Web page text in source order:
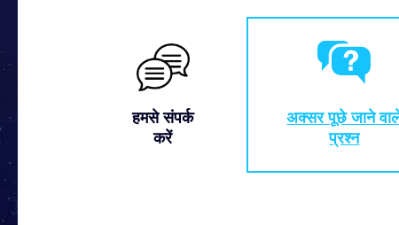
हमसे संपर्क
करें
अक्सर पूछे जाने
प्रश्न